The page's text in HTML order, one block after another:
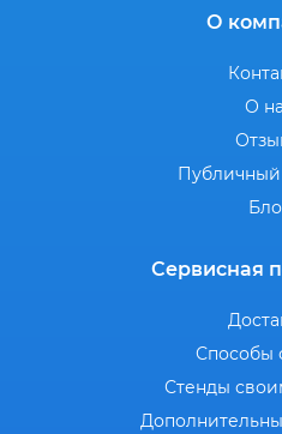
О
О
Сервисная
Способы
Стенды